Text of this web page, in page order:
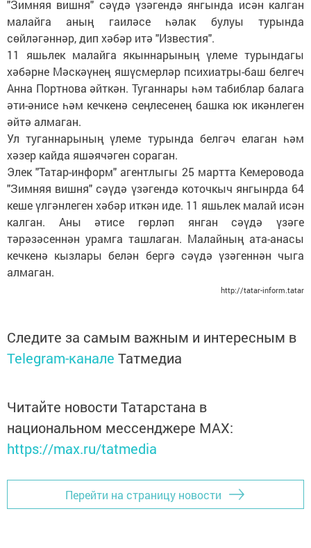
"Зимняя вишня" сәүдә үзәгендә янгында исән калган
малайга аның гаиләсе һәлак булуы турында
сөйләгәннәр, дип хәбәр итә "Известия".
11 яшьлек малайга якыннарының үлеме турындагы
хәбәрне Мәскәүнең яшүсмерләр психиатры-баш белгеч
Анна Портнова әйткән. Туганнары һәм табиблар балага
әти-әнисе һәм кечкенә сеңлесенең башка юк икәнлеген
әйтә алмаган.
Ул туганнарының үлеме турында белгәч елаган һәм
хәзер кайда яшәячәген сораган.
Элек "Татар-информ" агентлыгы 25 мартта Кемеровода
"Зимняя вишня" сәүдә үзәгендә коточкыч янгынрда 64
кеше үлгәнлеген хәбәр иткән иде. 11 яшьлек малай исән
калган. Аны әтисе гөрләп янган сәүдә үзәге
тәрәзәсеннән урамга ташлаган. Малайның ата-анасы
кечкенә кызлары белән бергә сәүдә үзәгеннән чыга
алмаган.
http://tatar-inform.tatar
Следите за самым важным и интересным в
Telegram-канале Татмедиа
Читайте новости Татарстана в
национальном мессенджере MАХ:
https://max.ru/tatmedia
Перейти на страницу новости